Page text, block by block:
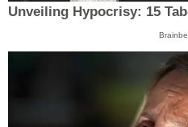
Unveiling Hypocrisy: 15